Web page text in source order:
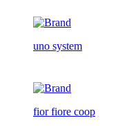
uno system
fior fiore coop